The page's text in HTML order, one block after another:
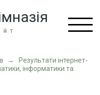
→
Результати інтернет-
інформатики та